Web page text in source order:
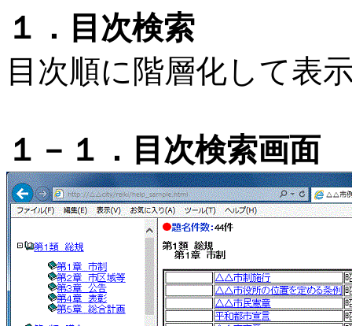
１．目次検索
目次順に階層化して表
１－１．目次検索画面